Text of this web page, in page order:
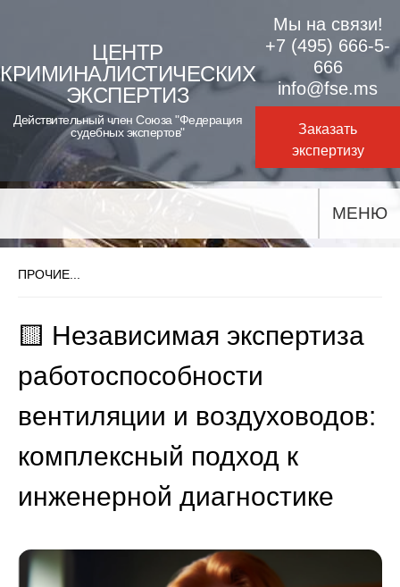
content
ЦЕНТР
КРИМИНАЛИСТИЧЕСКИХ
ЭКСПЕРТИЗ
Действительный член Союза "Федерация
судебных экспертов"
Мы на связи!
+7 (495) 666-5-
666
info@fse.ms
Заказать
экспертизу
МЕНЮ
ПРОЧИЕ...
🟨 Независимая экспертиза
работоспособности
вентиляции и воздуховодов:
комплексный подход к
инженерной диагностике